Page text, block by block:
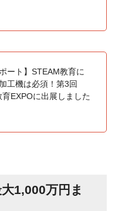
ート】STEAM教育に
工機は必須！第3回
育EXPOに出展しました
1,000万円ま